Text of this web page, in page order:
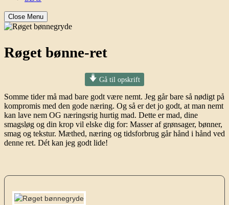
Close Menu
Røget bønne-ret
Gå til opskrift
Somme tider må mad bare godt være nemt. Jeg går bare så nødigt på
kompromis med den gode næring. Og så er det jo godt, at man nemt
kan lave nem OG næringsrig hurtig mad. Dette er mad, dine
smagsløg og din krop vil elske dig for: Masser af grønsager, bønner,
smag og tekstur. Mæthed, næring og tidsforbrug går hånd i hånd ved
denne ret. Dét kan jeg godt lide!